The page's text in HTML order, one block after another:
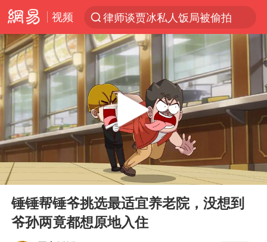
视频
律师谈贾冰私人饭局被偷拍
台风“白海豚”登陆 各地各部门全力应对
克雷桑回应绝杀津门虎
人形机器人第一股
江苏昆山升级发布暴雨红警
多地银行上调存款利率
上海地铁4条线路全线停运
4.2平卫生间补漏注胶花1.55万
武汉3名城管协管员殴打摊主被刑拘
白海豚路径图
Play
01:46
锤锤帮锤爷挑选最适宜养老院，没想到
爷孙两竟都想原地入住